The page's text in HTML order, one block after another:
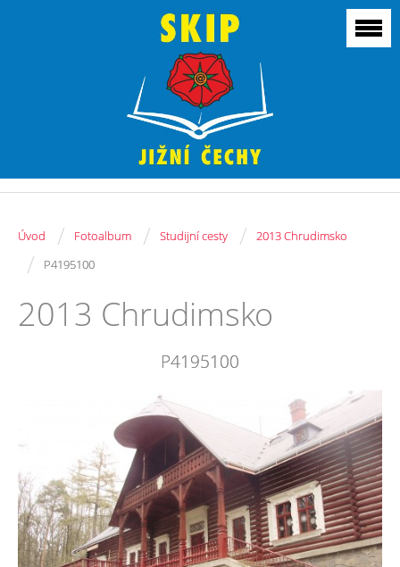
Úvod / Fotoalbum / Studijní cesty / 2013 Chrudimsko
/ P4195100
2013 Chrudimsko
P4195100